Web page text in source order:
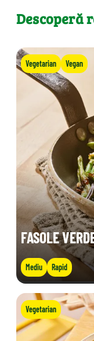
Descoperă
Vegetarian Vegan
FASOLE
Mediu Rapid
Vegetarian